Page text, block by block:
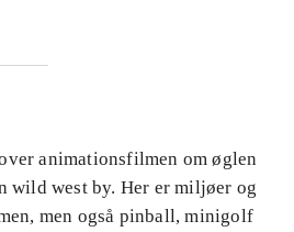
animationsfilmen om øglen
wild west by. Her er miljøer og
men også pinball, minigolf